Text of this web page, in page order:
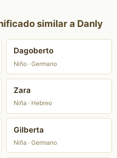
similar a Danly
Dagoberto
Niño · Germano
Zara
Niña · Hebreo
Gilberta
Niña · Germano